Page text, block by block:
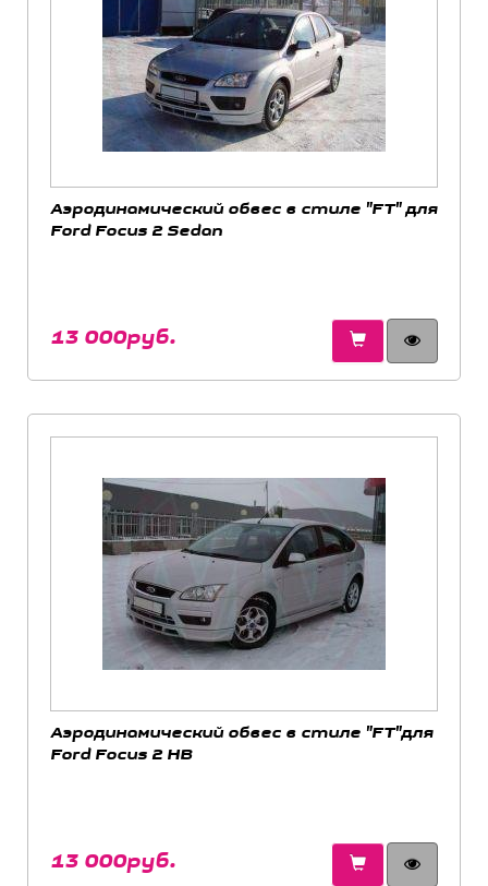
Аэродинамический обвес в стиле "FT" для
Ford Focus 2 Sedan
13 000руб.
Аэродинамический обвес в стиле "FT"для
Ford Focus 2 HB
13 000руб.